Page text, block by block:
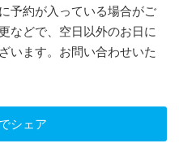
予約が入っている場合がご
などで、空日以外のお日に
います。お問い合わせいた
シェア